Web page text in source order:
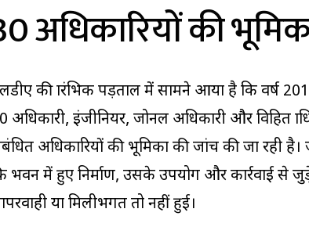
अधिकारियों की
की प्रारंभिक पड़ताल में सामने आया है कि वर्ष
अधिकारी, इंजीनियर, जोनल अधिकारी और विहित
अधिकारियों की भूमिका की जांच की जा रही
भवन में हुए निर्माण, उसके उपयोग और कार्रवाई से
या मिलीभगत तो नहीं हुई।